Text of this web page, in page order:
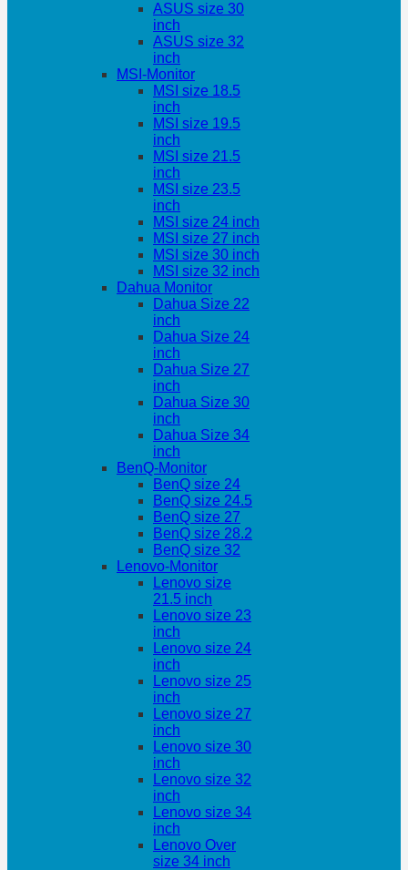
ASUS size 30
inch
ASUS size 32
inch
MSI-Monitor
MSI size 18.5
inch
MSI size 19.5
inch
MSI size 21.5
inch
MSI size 23.5
inch
MSI size 24 inch
MSI size 27 inch
MSI size 30 inch
MSI size 32 inch
Dahua Monitor
Dahua Size 22
inch
Dahua Size 24
inch
Dahua Size 27
inch
Dahua Size 30
inch
Dahua Size 34
inch
BenQ-Monitor
BenQ size 24
BenQ size 24.5
BenQ size 27
BenQ size 28.2
BenQ size 32
Lenovo-Monitor
Lenovo size
21.5 inch
Lenovo size 23
inch
Lenovo size 24
inch
Lenovo size 25
inch
Lenovo size 27
inch
Lenovo size 30
inch
Lenovo size 32
inch
Lenovo size 34
inch
Lenovo Over
size 34 inch